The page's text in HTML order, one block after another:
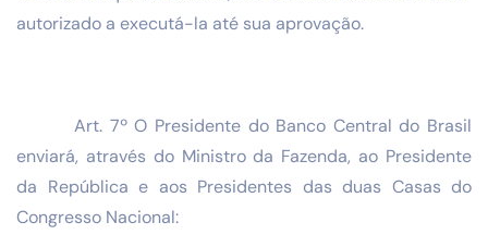
autorizado a executá-la até sua aprovação.
Art. 7º O Presidente do Banco Central do Brasil
enviará, através do Ministro da Fazenda, ao Presidente
da República e aos Presidentes das duas Casas do
Congresso Nacional: